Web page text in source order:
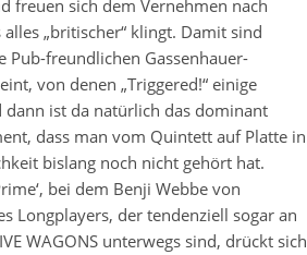
freuen sich dem Vernehmen nach
„britischer“ klingt. Damit sind
Pub-freundlichen Gassenhauer-
von denen „Triggered!“ einige
dann ist da natürlich das dominant
dass man vom Quintett auf Platte in
bislang noch nicht gehört hat.
bei dem Benji Webbe von
Longplayers, der tendenziell sogar an
WAGONS unterwegs sind, drückt sich